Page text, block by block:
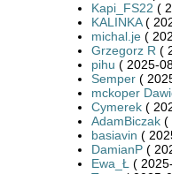
Kapi_FS22 (
KALINKA(
michal.je(
Grzegorz R (
pihu ( 2025-
Semper(
mckoper
Cymerek(
AdamBiczak(
basiavin (
DamianP(
Ewa_Ł (